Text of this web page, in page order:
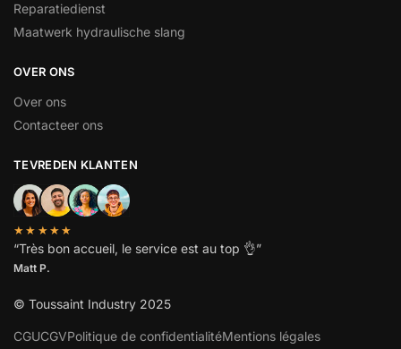
Reparatiedienst
Maatwerk hydraulische slang
OVER ONS
Over ons
Contacteer ons
TEVREDEN KLANTEN
★★★★★
“Très bon accueil, le service est au top 👌”
Matt P.
© Toussaint Industry 2025
CGUCGVPolitique de confidentialitéMentions légales